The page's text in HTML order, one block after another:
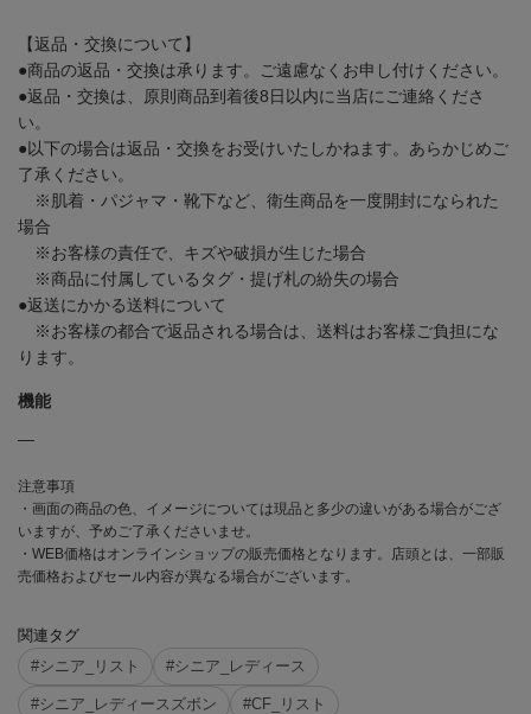
【返品・交換について】
●商品の返品・交換は承ります。ご遠慮なくお申し付けください。
●返品・交換は、原則商品到着後8日以内に当店にご連絡くださ
い。
●以下の場合は返品・交換をお受けいたしかねます。あらかじめご
了承ください。
※肌着・パジャマ・靴下など、衛生商品を一度開封になられた
場合
※お客様の責任で、キズや破損が生じた場合
※商品に付属しているタグ・提げ札の紛失の場合
●返送にかかる送料について
※お客様の都合で返品される場合は、送料はお客様ご負担にな
ります。
機能
―
注意事項
・画面の商品の色、イメージについては現品と多少の違いがある場合がござ
いますが、予めご了承くださいませ。
・WEB価格はオンラインショップの販売価格となります。店頭とは、一部販
売価格およびセール内容が異なる場合がございます。
関連タグ
#シニア_リスト
#シニア_レディース
#シニア_レディースズボン #CF_リスト